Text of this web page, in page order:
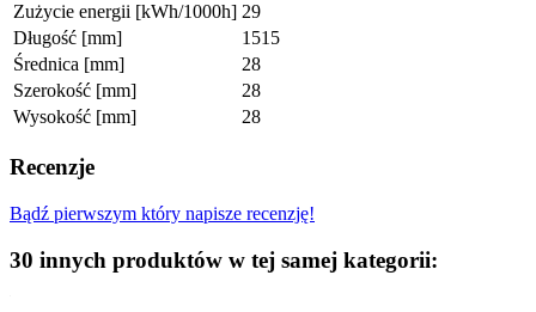
Zużycie energii [kWh/1000h] 29
Długość [mm]
1515
Średnica [mm]
28
Szerokość [mm]
28
Wysokość [mm]
28
Recenzje
Bądź pierwszym który napisze recenzję!
30 innych produktów w tej samej kategorii: